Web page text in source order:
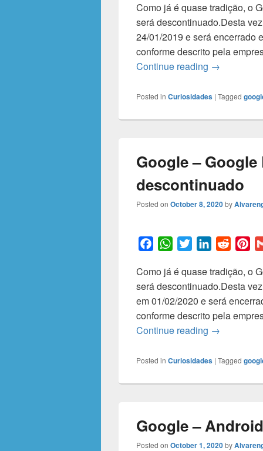
c
e
b
o
o
a
t
s
A
p
i
t
t
e
r
n
k
e
d
I
d
d
i
n
t
e
r
t
Como já é quase tradição, o
será descontinuado.Desta
24/01/2019 e será encerrado
conforme descrito pela
Continue reading Google –
→
Posted in Curiosidades | Tagged
Google –
descontinuado
Posted on October 8, 2020by
c
e
b
o
o
W
a
t
s
A
p
i
t
t
e
r
n
k
e
d
I
R
d
d
i
n
t
e
r
t
Como já é quase tradição, o
será descontinuado.Desta
em 01/02/2020 e será
conforme descrito pela
Continue reading Google –
→
Posted in Curiosidades | Tagged
Google –
Posted on October 1, 2020by